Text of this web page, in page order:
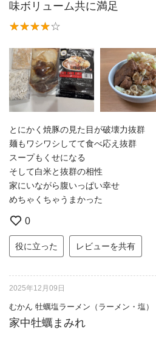
味ボリューム共に満足
とにかく焼豚の見た目が破壊力抜群
麺もワシワシしてて食べ応え抜群
スープもくせになる
そして白米と抜群の相性
家にいながら腹いっぱい幸せ
めちゃくちゃうまかった
0
役に立った レビューを共有
2025年12月09日
むかん 牡蠣塩ラーメン（ラーメン・塩）
家中牡蠣まみれ